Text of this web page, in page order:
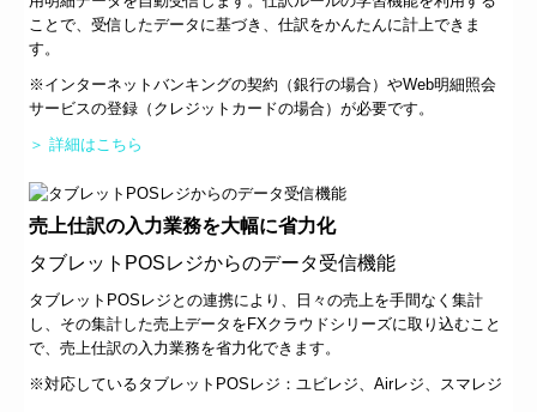
ことで、受信したデータに基づき、仕訳をかんたんに計上できま
す。
※インターネットバンキングの契約（銀行の場合）やWeb明細照会
サービスの登録（クレジットカードの場合）が必要です。
＞ 詳細はこちら
売上仕訳の入力業務を大幅に省力化
タブレットPOSレジからのデータ受信機能
タブレットPOSレジとの連携により、日々の売上を手間なく集計
し、その集計した売上データをFXクラウドシリーズに取り込むこと
で、売上仕訳の入力業務を省力化できます。
※対応しているタブレットPOSレジ：ユビレジ、Airレジ、スマレジ